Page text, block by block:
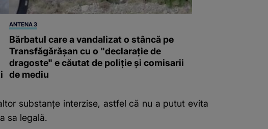
ANTENA 3
Bărbatul care a vandalizat o stâncă pe
Transfăgărășan cu o "declaraţie de
dragoste" e căutat de poliție și comisarii
de mediu
substanțe interzise, astfel că nu a putut evita
sa legală.